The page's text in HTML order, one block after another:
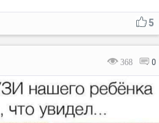
5
368 0